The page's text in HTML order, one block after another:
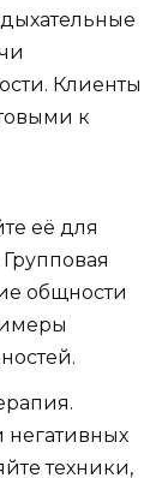
Клиенты
к
её для
общности
техники,